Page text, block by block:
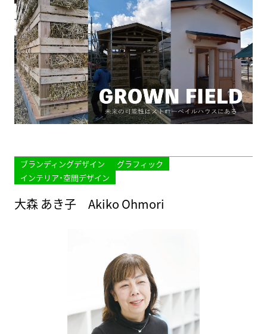
ブランディングデザイン
グラフィック
インテリア・空間デザイン
大森 あき子 Akiko Ohmori